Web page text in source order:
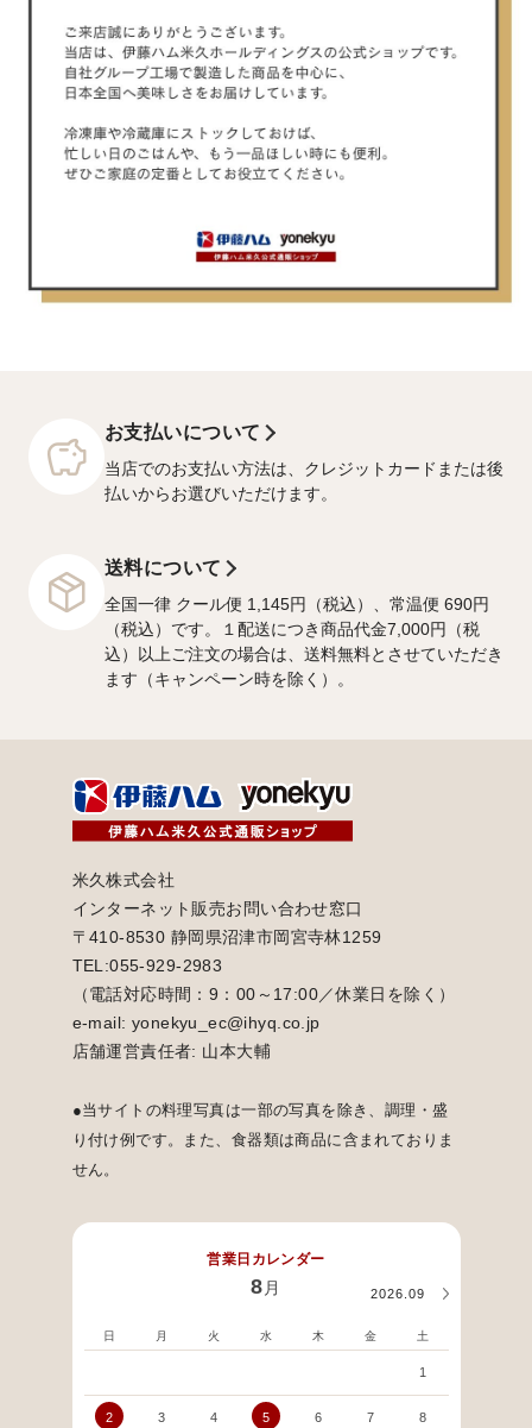
お支払いについて
当店でのお支払い方法は、クレジットカードまたは後
払いからお選びいただけます。
送料について
全国一律 クール便 1,145円（税込）、常温便 690円
（税込）です。１配送につき商品代金7,000円（税
込）以上ご注文の場合は、送料無料とさせていただき
ます（キャンペーン時を除く）。
米久株式会社
インターネット販売お問い合わせ窓口
〒410-8530 静岡県沼津市岡宮寺林1259
TEL:055-929-2983
（電話対応時間：9：00～17:00／休業日を除く）
e-mail: yonekyu_ec@ihyq.co.jp
店舗運営責任者: 山本大輔
●当サイトの料理写真は一部の写真を除き、調理・盛
り付け例です。また、食器類は商品に含まれておりま
せん。
営業日カレンダー
8 月 2026.09
日 月 火 水 木 金 土
1
2 3 4 5 6 7 8